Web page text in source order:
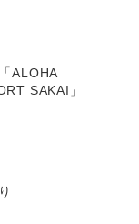
ALOHA
SAKAI」